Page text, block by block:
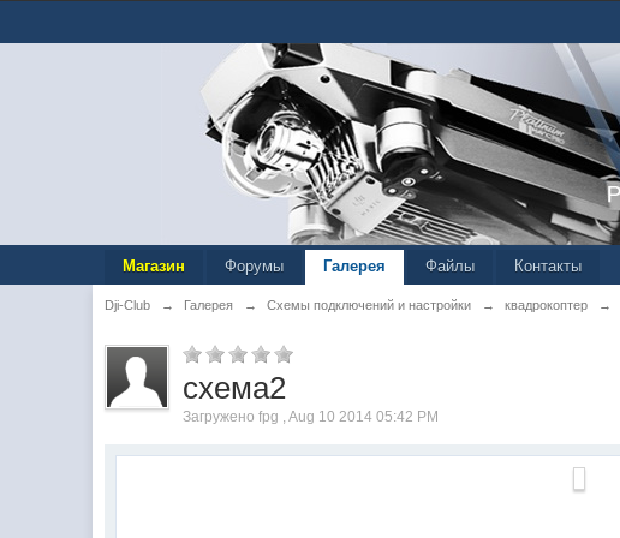
Магазин Форумы Галерея Файлы Контакты
Dji-Club → Галерея → Схемы подключений и настройки → квадрокоптер →
схема2
Загружено fpg , Aug 10 2014 05:42 PM